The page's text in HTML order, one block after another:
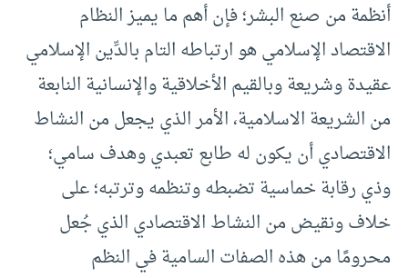
أنظمة من صنع البشر؛ فإن أهم ما يميز النظام
الاقتصاد الإسلامي هو ارتباطه التام بالدِّين الإسلامي
عقيدة وشريعة وبالقيم الأخلاقية والإنسانية النابعة
من الشريعة الاسلامية، الأمر الذي يجعل من النشاط
الاقتصادي أن يكون له طابع تعبدي وهدف سامي؛
وذي رقابة خماسية تضبطه وتنظمه وترتبه؛ على
خلاف ونقيض من النشاط الاقتصادي الذي جُعل
محرومًا من هذه الصفات السامية في النظم